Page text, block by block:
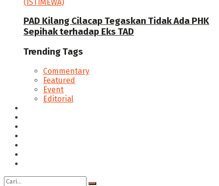
PAD Kilang Cilacap Tegaskan Tidak Ada PHK
Sepihak terhadap Eks TAD
Trending Tags
Commentary
Featured
Event
Editorial